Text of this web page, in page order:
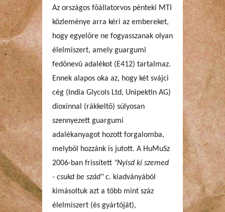
Az országos fõállatorvos pénteki MTI
közleménye arra kéri az embereket,
hogy egyelõre ne fogyasszanak olyan
élelmiszert, amely guargumi
fedõnevû adalékot (E412) tartalmaz.
Ennek alapos oka az, hogy két svájci
cég (India Glycols Ltd, Unipektin AG)
dioxinnal (rákkeltõ) súlyosan
szennyezett guargumi
adalékanyagot hozott forgalomba,
melybõl hozzánk is jutott. A HuMuSz
2006-ban frissített "Nyisd ki szemed
- csukd be szád"c. kiadványából
kimásoltuk azt a több mint száz
élelmiszert (és gyártóját),